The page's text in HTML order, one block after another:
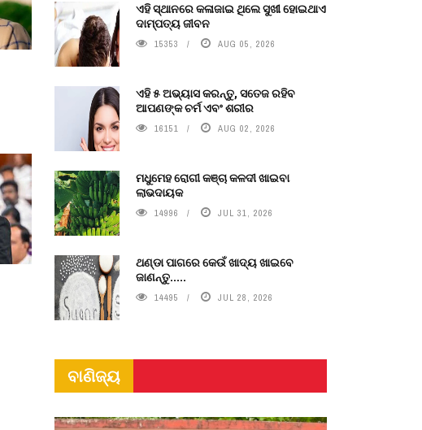
ଏହି ସ୍ଥାନରେ କଳାଜାଇ ଥିଲେ ସୁଖୀ ହୋଇଥାଏ
ଦାମ୍ପତ୍ୟ ଜୀବନ
15353 AUG 05, 2026
ଏହି ୫ ଅଭ୍ୟାସ କରନ୍ତୁ, ସତେଜ ରହିବ
ଆପଣଙ୍କ ଚର୍ମ ଏବଂ ଶରୀର
16151 AUG 02, 2026
ମଧୁମେହ ରୋଗୀ କଞ୍ଚା କଳଦୀ ଖାଇବା
ଲାଭଦାୟକ
14996 JUL 31, 2026
ଥଣ୍ଡା ପାଗରେ କେଉଁ ଖାଦ୍ୟ ଖାଇବେ
ଜାଣନ୍ତୁ.....
14495 JUL 28, 2026
ବାଣିଜ୍ୟ